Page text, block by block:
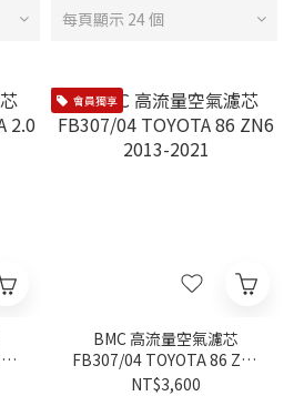
每頁顯示 24 個
會員獨享
BMC 高流量空氣濾芯
FB307/04 TOYOTA 86 ZN6
2013-2021
NT$3,600